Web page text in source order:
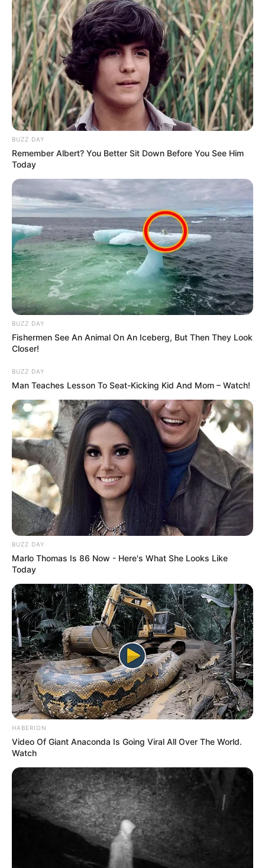
BUZZ DAY
Remember Albert? You Better Sit Down Before You See Him
Today
BUZZ DAY
Fishermen See An Animal On An Iceberg, But Then They Look
Closer!
BUZZ DAY
Man Teaches Lesson To Seat-Kicking Kid And Mom – Watch!
BUZZ DAY
Marlo Thomas Is 86 Now - Here's What She Looks Like
Today
HABERION
Video Of Giant Anaconda Is Going Viral All Over The World.
Watch